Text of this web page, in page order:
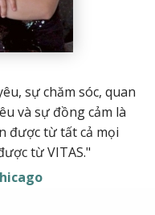
sự chăm sóc, quan
và sự đồng cảm là
được từ tất cả mọi
từ VITAS."